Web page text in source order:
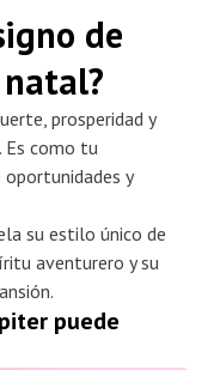
de
prosperidad y
Es como tu
y
su estilo único de
aventurero y su
puede